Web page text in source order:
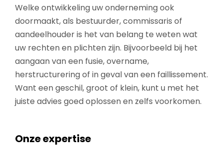
Welke ontwikkeling uw onderneming ook
doormaakt, als bestuurder, commissaris of
aandeelhouder is het van belang te weten wat
uw rechten en plichten zijn. Bijvoorbeeld bij het
aangaan van een fusie, overname,
herstructurering of in geval van een faillissement.
Want een geschil, groot of klein, kunt u met het
juiste advies goed oplossen en zelfs voorkomen.
Onze expertise